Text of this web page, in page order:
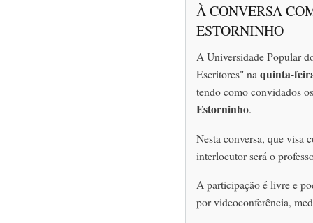
À CONVERSA
ESTORNINHO
A Universidade Popular
Escritores" na quinta-
tendo como convidados
Estorninho.
Nesta conversa, que visa
interlocutor será o
A participação é livre e
por videoconferência,